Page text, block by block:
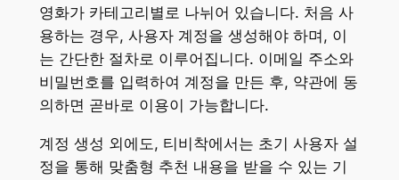
영화가 카테고리별로 나뉘어 있습니다. 처음 사
용하는 경우, 사용자 계정을 생성해야 하며, 이
는 간단한 절차로 이루어집니다. 이메일 주소와
비밀번호를 입력하여 계정을 만든 후, 약관에 동
의하면 곧바로 이용이 가능합니다.
계정 생성 외에도, 티비착에서는 초기 사용자 설
정을 통해 맞춤형 추천 내용을 받을 수 있는 기